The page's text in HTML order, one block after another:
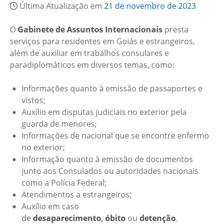
Última Atualização em 21 de novembro de 2023
O Gabinete de Assuntos Internacionais presta
serviços para residentes em Goiás e estrangeiros,
além de auxiliar em trabalhos consulares e
paradiplomáticos em diversos temas, como:
Informações quanto à emissão de passaportes e
vistos;
Auxílio em disputas judiciais no exterior pela
guarda de menores;
Informações de nacional que se encontre enfermo
no exterior;
Informação quanto à emissão de documentos
junto aos Consulados ou autoridades nacionais
como a Polícia Federal;
Atendimentos a estrangeiros;
Auxílio em caso
de desaparecimento, óbito ou detenção.